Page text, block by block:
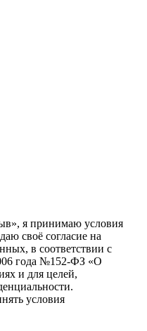
я принимаю условия
своё согласие на
в соответствии с
года №152-ФЗ «О
и для целей,
условия